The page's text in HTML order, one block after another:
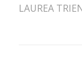
LAUREA